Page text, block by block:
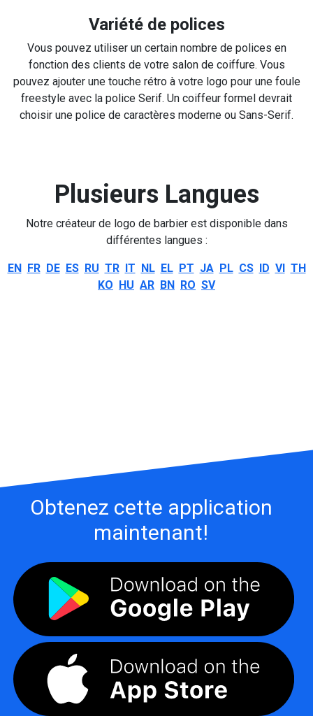
Variété de polices
Vous pouvez utiliser un certain nombre de polices en
fonction des clients de votre salon de coiffure. Vous
pouvez ajouter une touche rétro à votre logo pour une foule
freestyle avec la police Serif. Un coiffeur formel devrait
choisir une police de caractères moderne ou Sans-Serif.
Plusieurs Langues
Notre créateur de logo de barbier est disponible dans
différentes langues :
EN FR DE ES RU TR IT NL EL PT JA PL CS ID VI TH
KO HU AR BN RO SV
Obtenez cette application
maintenant!